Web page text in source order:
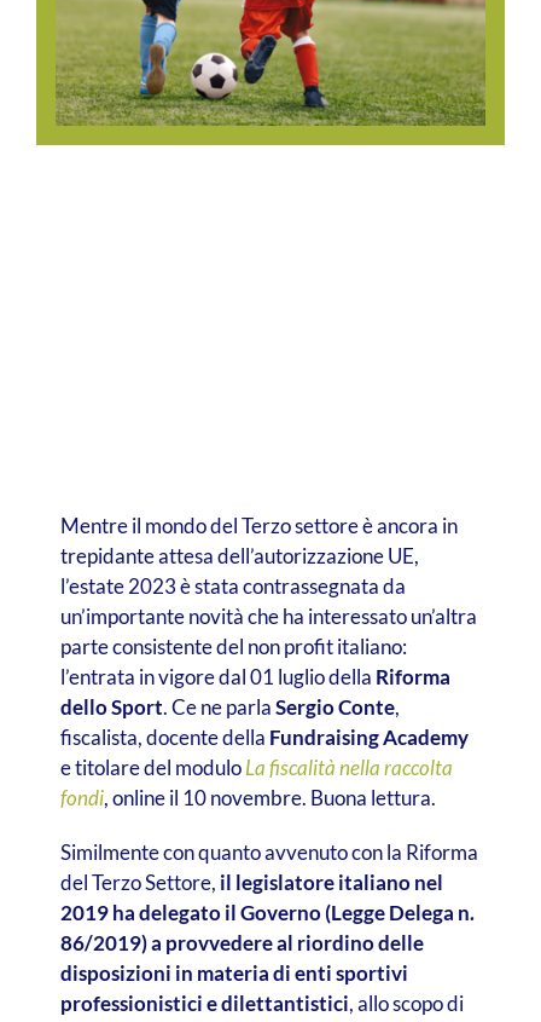
Mentre il mondo del Terzo settore è ancora in
trepidante attesa dell’autorizzazione UE,
l’estate 2023 è stata contrassegnata da
un’importante novità che ha interessato un’altra
parte consistente del non profit italiano:
l’entrata in vigore dal 01 luglio della Riforma
dello Sport. Ce ne parlaSergio Conte,
fiscalista, docente della Fundraising Academy
e titolare del moduloLa fiscalità nella raccolta
fondi, online il 10 novembre. Buona lettura.
Similmente con quanto avvenuto con la Riforma
del Terzo Settore, il legislatore italiano nel
2019 ha delegato il Governo (Legge Delega n.
86/2019) a provvedere al riordino delle
disposizioni in materia di enti sportivi
professionistici e dilettantistici, allo scopo di